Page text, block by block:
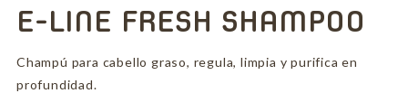
E-LINE FRESH SHAMPOO
Champú para cabello graso, regula, limpia y purifica en
profundidad.